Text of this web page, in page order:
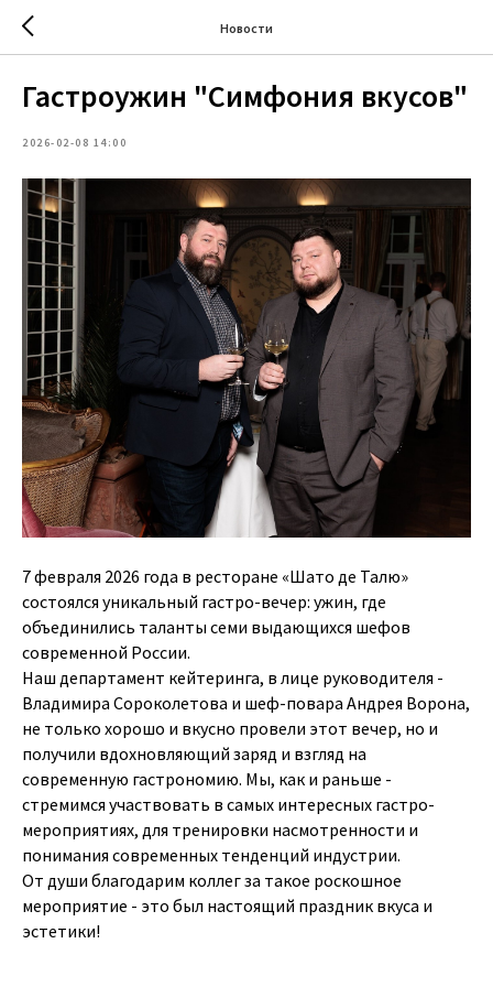
Новости
Гастроужин "Симфония вкусов"
2026-02-08 14:00
7 февраля 2026 года в ресторане «Шато де Талю»
состоялся уникальный гастро-вечер: ужин, где
объединились таланты семи выдающихся шефов
современной России.
Наш департамент кейтеринга, в лице руководителя -
Владимира Сороколетова и шеф-повара Андрея Ворона,
не только хорошо и вкусно провели этот вечер, но и
получили вдохновляющий заряд и взгляд на
современную гастрономию. Мы, как и раньше -
стремимся участвовать в самых интересных гастро-
мероприятиях, для тренировки насмотренности и
понимания современных тенденций индустрии.
От души благодарим коллег за такое роскошное
мероприятие - это был настоящий праздник вкуса и
эстетики!